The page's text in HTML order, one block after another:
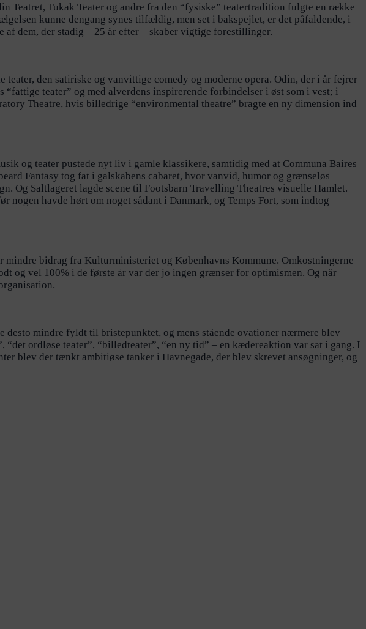
Teatret, Tukak Teater og andre fra den “fysiske” teatertradition fulgte en række
kunne dengang synes tilfældig, men set i bakspejlet, er det påfaldende, i
dem, der stadig – 25 år efter – skaber vigtige forestillinger.
den satiriske og vanvittige comedy og moderne opera. Odin, der i år fejrer
teater” og med alverdens inspirerende forbindelser i øst som i vest; i
Theatre, hvis billedrige “environmental theatre” bragte en ny dimension ind
og teater pustede nyt liv i gamle klassikere, samtidig med at Communa Baires
Fantasy tog fat i galskabens cabaret, hvor vanvid, humor og grænseløs
Og Saltlageret lagde scene til Footsbarn Travelling Theatres visuelle Hamlet.
nogen havde hørt om noget sådant i Danmark, og Temps Fort, som indtog
bidrag fra Kulturministeriet og Københavns Kommune. Omkostningerne
og vel 100% i de første år var der jo ingen grænser for optimismen. Og når
desto mindre fyldt til bristepunktet, og mens stående ovationer nærmere blev
“det ordløse teater”, “billedteater”, “en ny tid” – en kædereaktion var sat i gang. I
blev der tænkt ambitiøse tanker i Havnegade, der blev skrevet ansøgninger, og